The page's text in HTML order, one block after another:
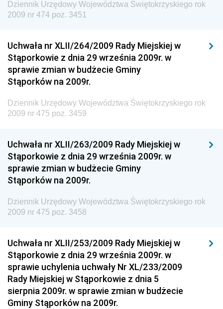
Społecznej
Dziennik Urzędowy Ministra Cyfryzacji
Dziennik Urzędowy Ministra Infrastruktury i
Budownictwa
Dziennik Urzędowy Ministra Gospodarki Morskiej i
Dziennik Urzędowy Ministra Energii
Dziennik Urzędowy Ministra Sprawiedliwości
Dziennik Urzędowy Ministra Rozwoju i Finansów
Dziennik Urzędowy Wyższego Urzędu Górniczego
Dziennik Urzędowy Prezesa Urzędu Transportu
Kolejowego
Technologii
Dziennik Urzędowy Ministra Inwestycji i Rozwoju
Dziennik Urzędowy Naczelnego Dyrektora Archiwów
Państwowych
Dziennik Urzędowy Ministra Finansów, Inwestycji i
Dziennik Urzędowy Województwa Świętokrzyskiego rok
2009 nr 474 poz. 3451
Uchwała nr XLII/264/2009 Rady Miejskiej w
Stąporkowie z dnia 29 września 2009r. w
sprawie zmian w budżecie Gminy
Stąporków na 2009r.
Dziennik Urzędowy Województwa Świętokrzyskiego rok
2009 nr 475 poz. 3459
Uchwała nr XLII/263/2009 Rady Miejskiej w
Stąporkowie z dnia 29 września 2009r. w
sprawie zmian w budżecie Gminy
Stąporków na 2009r.
Dziennik Urzędowy Województwa Świętokrzyskiego rok
2009 nr 475 poz. 3458
Uchwała nr XLII/253/2009 Rady Miejskiej w
Stąporkowie z dnia 29 września 2009r. w
sprawie uchylenia uchwały Nr XL/233/2009
Rady Miejskiej w Stąporkowie z dnia 5
sierpnia 2009r. w sprawie zmian w budżecie
Gminy Stąporków na 2009r.